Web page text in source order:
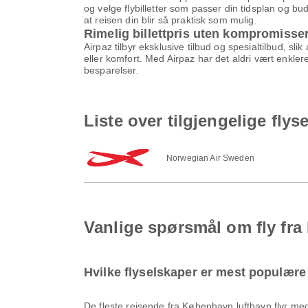
og velge flybilletter som passer din tidsplan og
at reisen din blir så praktisk som mulig.
Rimelig billettpris uten
Airpaz tilbyr eksklusive tilbud og spesialtilbud,
eller komfort. Med Airpaz har det aldri vært
besparelser.
Liste over tilgjengelige
Norwegian Air Sweden
Vanlige spørsmål om fly
Hvilke flyselskaper er mest